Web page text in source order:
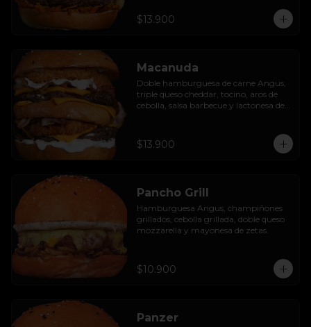
$13.900
Macanuda
Doble hamburguesa de carne Angus,
triple queso cheddar, tocino, aros de
cebolla, salsa barbecue y lactonesa de
$13.900
Pancho Grill
Hamburguesa Angus, champiñones
grillados, cebolla grillada, doble queso
mozzarella y mayonesa de zetas.
$10.900
Panzer